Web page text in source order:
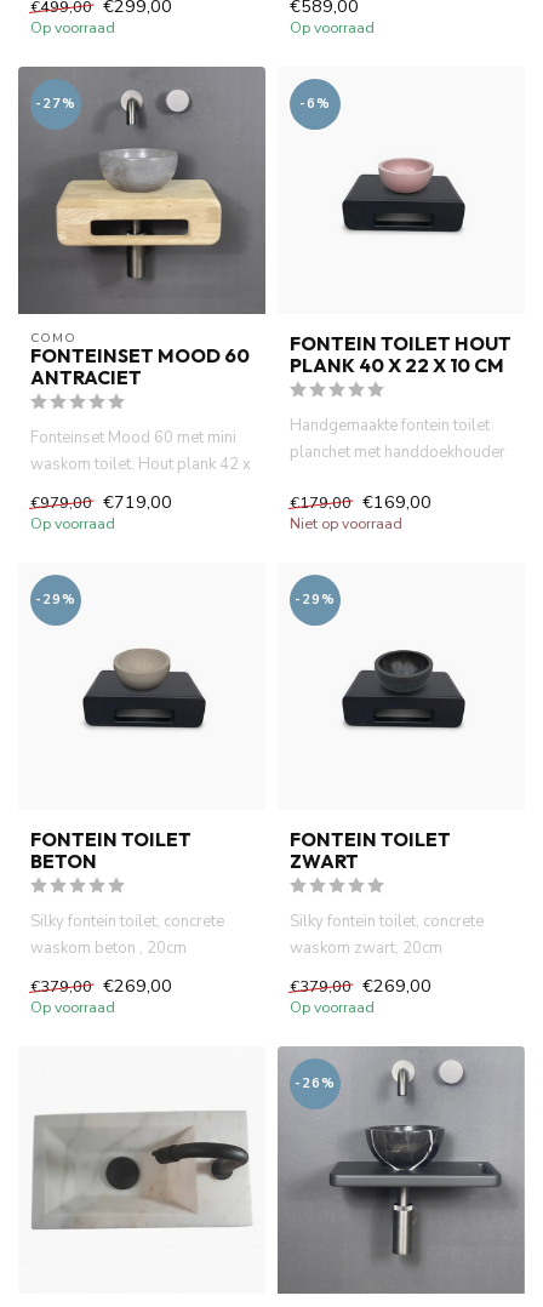
€499,00 €299,00
Op voorraad
€589,00
Op voorraad
-27%
COMO
FONTEINSET MOOD 60
ANTRACIET
Fonteinset Mood 60 met mini
waskom toilet. Hout plank 42 x
22 x 12cm met handdoe...
€979,00 €719,00
Op voorraad
-6%
FONTEIN TOILET HOUT
PLANK 40 X 22 X 10 CM
Handgemaakte fontein toilet
planchet met handdoekhouder
€179,00 €169,00
Niet op voorraad
-29%
FONTEIN TOILET
BETON
Silky fontein toilet, concrete
waskom beton , 20cm
doorsnee. 40x22x18cm
handgema...
€379,00 €269,00
Op voorraad
-29%
FONTEIN TOILET
ZWART
Silky fontein toilet, concrete
waskom zwart, 20cm
doorsnee. 40x22x18cm
handgemaa...
€379,00 €269,00
Op voorraad
-26%